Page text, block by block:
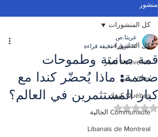
منشور
كل المنشورات
Nouvelles أخبار
Villes مدن
Québec كيبيك
Communauté الجالية
Libanais de Montreal
كل المنشورات
قمة صامتة وطموحات
ضخمة: ماذا يُحضّر كندا مع
كبار المستثمرين في العالم؟
غريتا.ص
17 أبريل
1 دقيقة قراءة
تم التقييم بـ ليس رقمًا من أصل 5 نجوم.